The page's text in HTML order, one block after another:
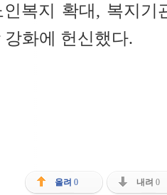
복지 확대, 복지
화에 헌신했다.
올려 0 내려 0